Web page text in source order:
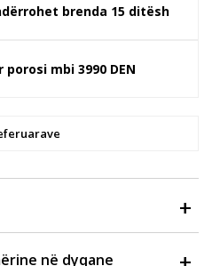
brenda 15 ditësh
mbi 3990 DEN
në dyqane